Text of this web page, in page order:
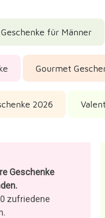
Geschenke für Männer
Gourmet
2026
Geschenke
zufriedene